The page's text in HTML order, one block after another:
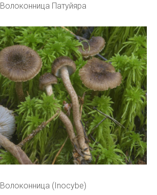
Волоконница Патуйяра
Волоконница (Inocybe)